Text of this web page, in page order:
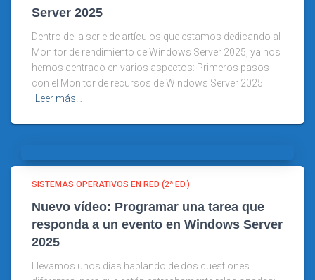
Server 2025
Dentro de la serie de artículos que estamos dedicando al
Monitor de rendimiento de Windows Server 2025, ya nos
hemos centrado en varios aspectos: Primeros pasos
con el Monitor de recursos de Windows Server 2025.
Leer más…
SISTEMAS OPERATIVOS EN RED (2ª ED.)
Nuevo vídeo: Programar una tarea que
responda a un evento en Windows Server
2025
Llevamos unos días hablando de dos cuestiones